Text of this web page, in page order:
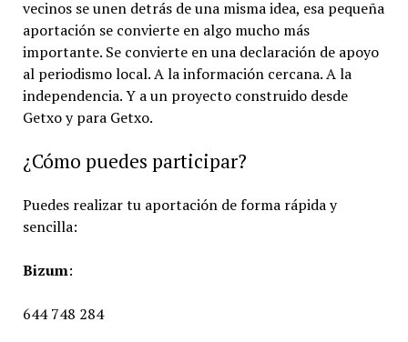
vecinos se unen detrás de una misma idea, esa pequeña
aportación se convierte en algo mucho más
importante. Se convierte en una declaración de apoyo
al periodismo local. A la información cercana. A la
independencia. Y a un proyecto construido desde
Getxo y para Getxo.
¿Cómo puedes participar?
Puedes realizar tu aportación de forma rápida y
sencilla:
Bizum:
644 748 284